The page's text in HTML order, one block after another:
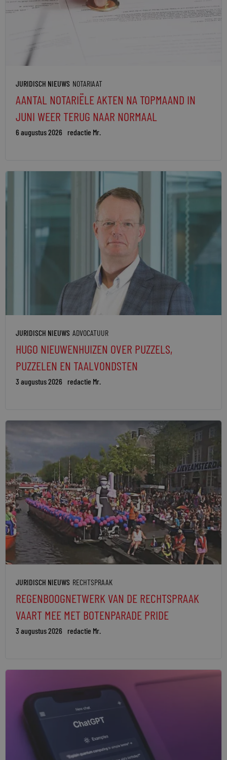
JURIDISCH NIEUWS NOTARIAAT
AANTAL NOTARIËLE AKTEN NA TOPMAAND IN
JUNI WEER TERUG NAAR NORMAAL
6 augustus 2026 redactie Mr.
JURIDISCH NIEUWS ADVOCATUUR
HUGO NIEUWENHUIZEN OVER PUZZELS,
PUZZELEN EN TAALVONDSTEN
3 augustus 2026 redactie Mr.
JURIDISCH NIEUWS RECHTSPRAAK
REGENBOOGNETWERK VAN DE RECHTSPRAAK
VAART MEE MET BOTENPARADE PRIDE
3 augustus 2026 redactie Mr.